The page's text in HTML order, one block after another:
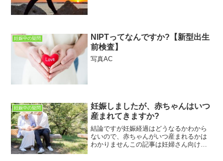
妊娠中の疑問
NIPTってなんですか?【新型出生
前検査】
写真AC
妊娠中の疑問
妊娠しましたが、赤ちゃんはいつ
産まれてきますか?
結論ですが妊娠経過はどうなるかわから
ないので、赤ちゃんがいつ産まれるかは
わかりませんこの記事は妊婦さん向けに